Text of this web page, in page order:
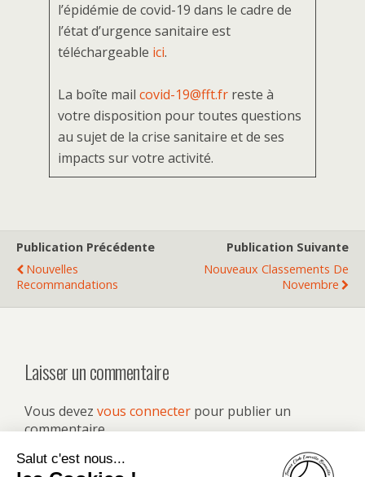
l’épidémie de covid-19 dans le cadre de
l’état d’urgence sanitaire est
téléchargeable ici.
La boîte mail covid-19@fft.fr reste à
votre disposition pour toutes questions
au sujet de la crise sanitaire et de ses
impacts sur votre activité.
Publication Précédente
Nouvelles
Recommandations
Publication Suivante
Nouveaux Classements De
Novembre
Laisser un commentaire
Vous devez vous connecter pour publier un
commentaire.